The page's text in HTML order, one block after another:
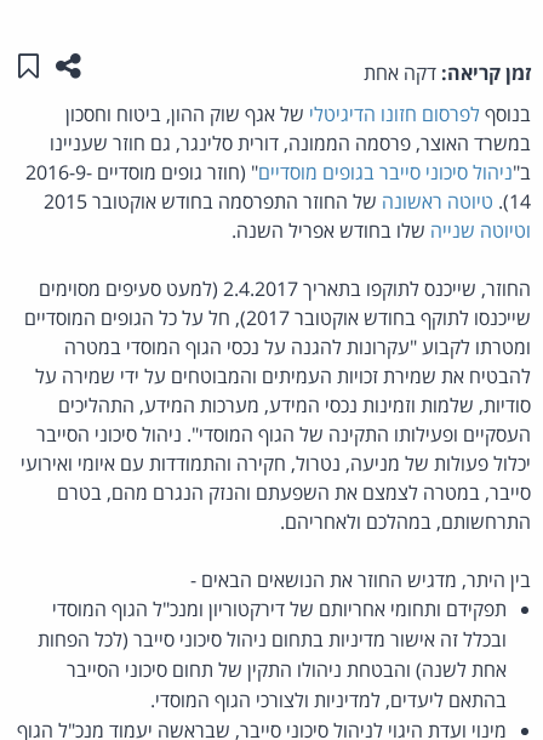
זמן קריאה: דקה אחת שתפו
בנוסףלפרסום חזונו הדיגיטלי של אגף שוק ההון, ביטוח וחסכון
במשרד האוצר, פרסמה הממונה, דורית סלינגר, גם חוזר שעניינו
ב"ניהול סיכוני סייבר בגופים מוסדיים
" (חוזר גופים מוסדיים 2016-9-
14).
טיוטה ראשונה של החוזר התפרסמה בחודש אוקטובר 2015
וטיוטה שנייה שלו בחודש אפריל השנה.
החוזר, שייכנס לתוקפו בתאריך 2.4.2017 (למעט סעיפים מסוימים
שייכנסו לתוקף בחודש אוקטובר 2017), חל על כל הגופים המוסדיים
ומטרתו לקבוע "עקרונות להגנה על נכסי הגוף המוסדי במטרה
להבטיח את שמירת זכויות העמיתים והמבוטחים על ידי שמירה על
סודיות, שלמות וזמינות נכסי המידע, מערכות המידע, התהליכים
העסקיים ופעילותו התקינה של הגוף המוסדי". ניהול סיכוני הסייבר
יכלול פעולות של מניעה, נטרול, חקירה והתמודדות עם איומי ואירועי
סייבר, במטרה לצמצם את השפעתם והנזק הנגרם מהם, בטרם
התרחשותם, במהלכם ולאחריהם.
בין היתר, מדגיש החוזר את הנושאים הבאים -
תפקידם ותחומי אחריותם של דירקטוריון ומנכ"ל הגוף המוסדי
ובכלל זה אישור מדיניות בתחום ניהול סיכוני סייבר (לכל הפחות
אחת לשנה) והבטחת ניהולו התקין של תחום סיכוני הסייבר
בהתאם ליעדים, למדיניות ולצורכי הגוף המוסדי.
מינוי ועדת היגוי לניהול סיכוני סייבר, שבראשה יעמוד מנכ"ל הגוף